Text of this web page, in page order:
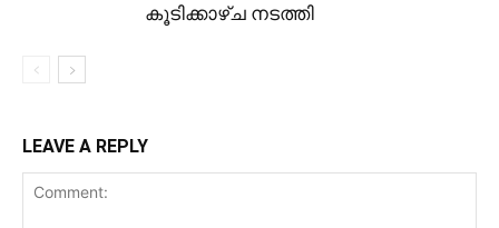
കൂടിക്കാഴ്ച നടത്തി
LEAVE A REPLY